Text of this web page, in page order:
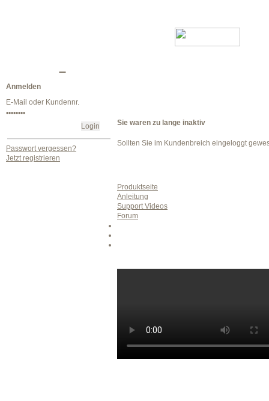
Anmelden
Passwort vergessen?
Jetzt registrieren
Sie waren zu lange inaktiv
Sollten Sie im Kundenbreich eingeloggt
Produktseite
Anleitung
Support Videos
Forum